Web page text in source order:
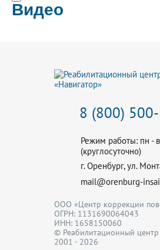
Видео
8 (800)
Режим работы: пн -
(круглосуточно)
г. Оренбург, ул.
mail@orenburg-
ООО «Центр коррекции
ОГРН: 1131690064043
ИНН: 1658150060
© Реабилитационный центр
2001 - 2026